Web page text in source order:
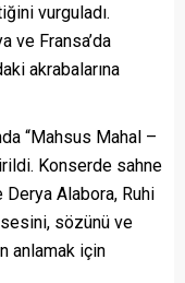
vurguladı.
ve Fransa’da
akrabalarına
“Mahsus Mahal –
Konserde sahne
Alabora, Ruhi
sesini, sözünü ve
anlamak için